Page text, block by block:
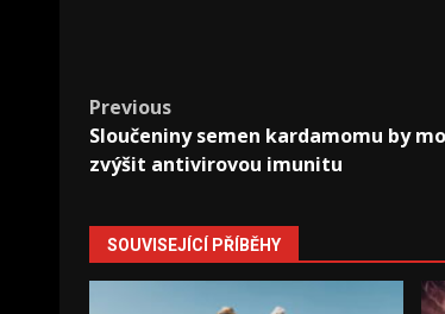
Post
navigation
Previous
Sloučeniny semen kardamomu by
zvýšit antivirovou imunitu
SOUVISEJÍCÍ PŘÍBĚHY